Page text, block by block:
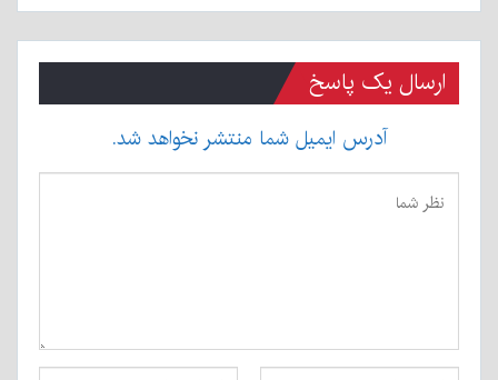
ارسال یک پاسخ
آدرس ایمیل شما منتشر نخواهد شد.